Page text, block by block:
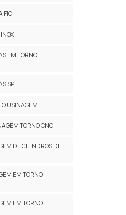
FIO
EM TORNO
SP
USINAGEM
TORNO CNC
DE CILINDROS DE
EM TORNO
EM TORNO